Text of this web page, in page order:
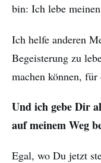
bin: Ich lebe
Ich helfe anderen
Begeisterung zu
machen können,
Und ich gebe Dir
auf meinem Weg
Egal, wo Du jetzt